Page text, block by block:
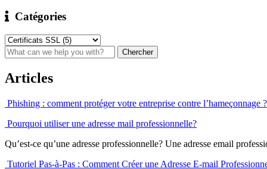
Catégories
Articles
Phishing : comment protéger votre entreprise contre l’hameçonnage ?
Pourquoi utiliser une adresse mail professionnelle?
Qu’est-ce qu’une adresse professionnelle? Une adresse email
Tutoriel Pas-à-Pas : Comment Créer une Adresse E-mail